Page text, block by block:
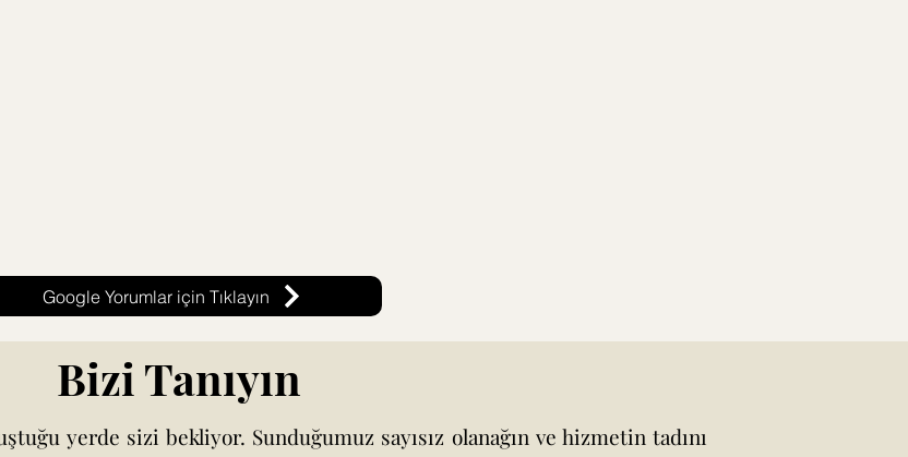
Google Yorumlar için Tıklayın
Bizi Tanıyın
yerde sizi bekliyor. Sunduğumuz sayısız olanağın ve hizmetin tadını